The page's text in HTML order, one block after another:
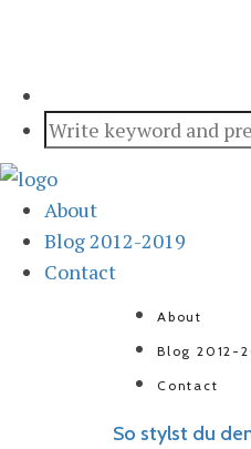
About
Blog 2012-2019
Contact
About
Blog 2012-
Contact
So stylst du